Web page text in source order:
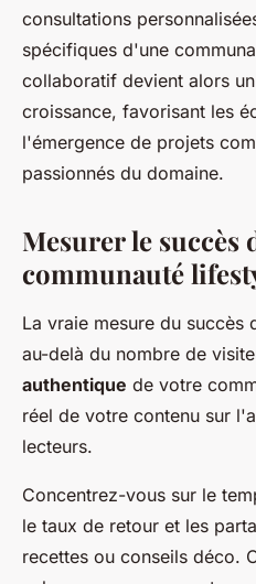
consultations
spécifiques d'une
collaboratif devient alors
croissance, favorisant les
l'émergence de projets
passionnés du domaine.
Mesurer le succès
communauté
La vraie mesure du
au-delà du nombre de
authentique de votre
réel de votre contenu sur
lecteurs.
Concentrez-vous sur le
le taux de retour et les
recettes ou conseils déco.